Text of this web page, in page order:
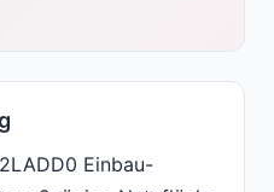
Einbau-